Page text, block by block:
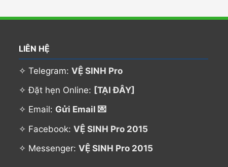
LIÊN HỆ
✧ Telegram:VỆ SINH Pro
✧ Đặt hẹn Online: [TẠI ĐÂY]
✧ Email: Gửi Email 💌
✧ Facebook:VỆ SINH Pro 2015
✧ Messenger:VỆ SINH Pro 2015